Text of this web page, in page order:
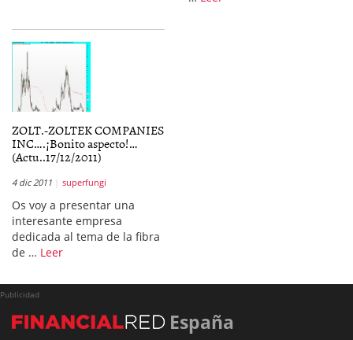
ZOLT.-ZOLTEK COMPANIES
INC….¡Bonito aspecto!…
(Actu..17/12/2011)
4 dic 2011 superfungi
Os voy a presentar una
interesante empresa
dedicada al tema de la fibra
de … Leer
Publicidad
España